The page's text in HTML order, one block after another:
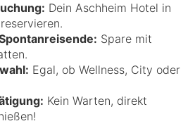
Dein Aschheim Hotel in
Spare mit
Egal, ob Wellness, City oder
Kein Warten, direkt